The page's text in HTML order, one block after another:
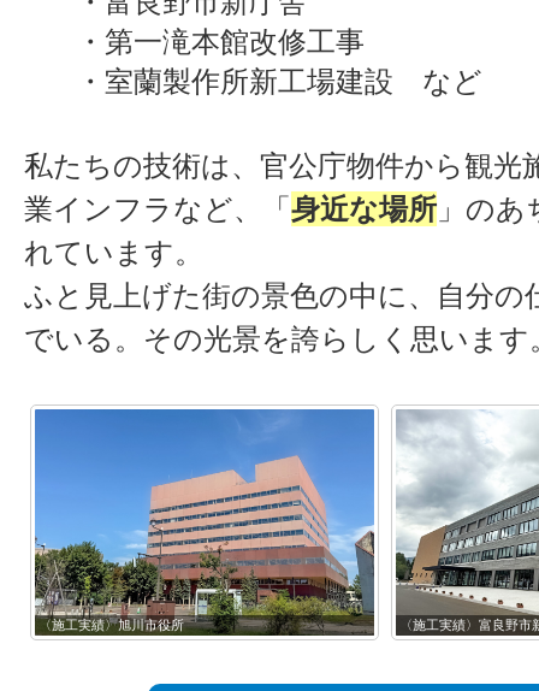
・第一滝本館改修工事
・室蘭製作所新工場建設 など
私たちの技術は、官公庁物件から観光
業インフラなど、「身近な場所 」の
れています。
ふと見上げた街の景色の中に、自分の
でいる。その光景を誇らしく思います
〈施工実績〉旭川市役所 〈施工実績〉富良野市